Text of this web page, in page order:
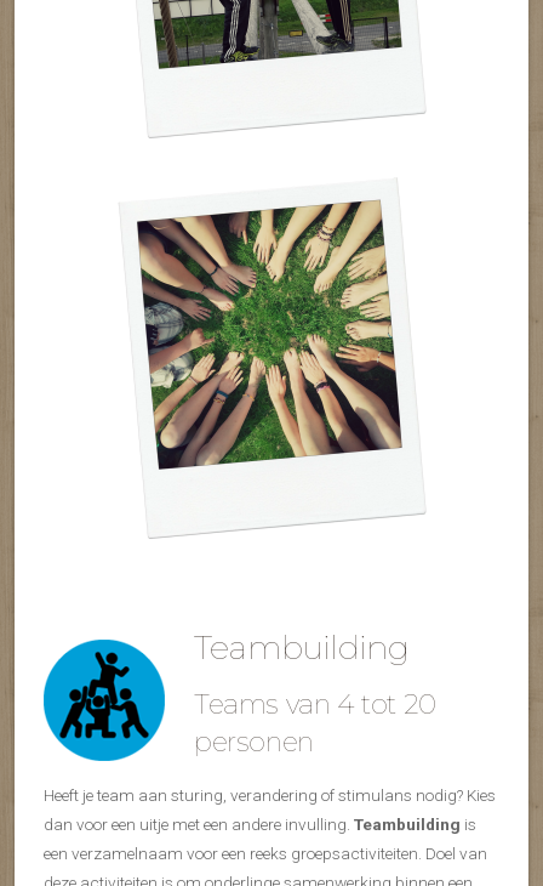
Teambuilding
Teams van 4 tot 20
personen
Heeft je team aan sturing, verandering of stimulans nodig? Kies
dan voor een uitje met een andere invulling. Teambuilding is
een verzamelnaam voor een reeks groepsactiviteiten. Doel van